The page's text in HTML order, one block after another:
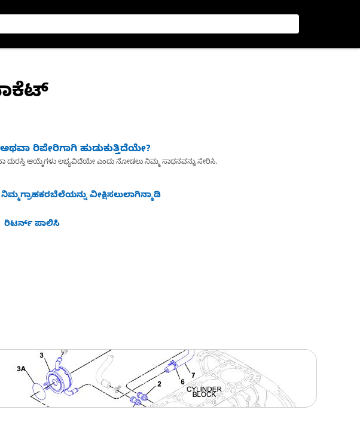
ರಿಪೇರಿಗಾಗಿ ಹುಡುಕುತ್ತಿದೆಯೇ?
ದುರಸ್ತಿ ಆಯ್ಕೆಗಳು ಲಭ್ಯವಿದೆಯೇ ಎಂದು ನೋಡಲು ನಿಮ್ಮ ಸಾಧನವನ್ನು ಸೇರಿಸಿ.
ನಿಮ್ಮಗ್ರಾಹಕರಬೆಲೆಯನ್ನು ವೀಕ್ಷಿಸಲುಲಾಗಿನ್ಮಾಡಿ
ರಿಟರ್ನ್ ಪಾಲಿಸಿ